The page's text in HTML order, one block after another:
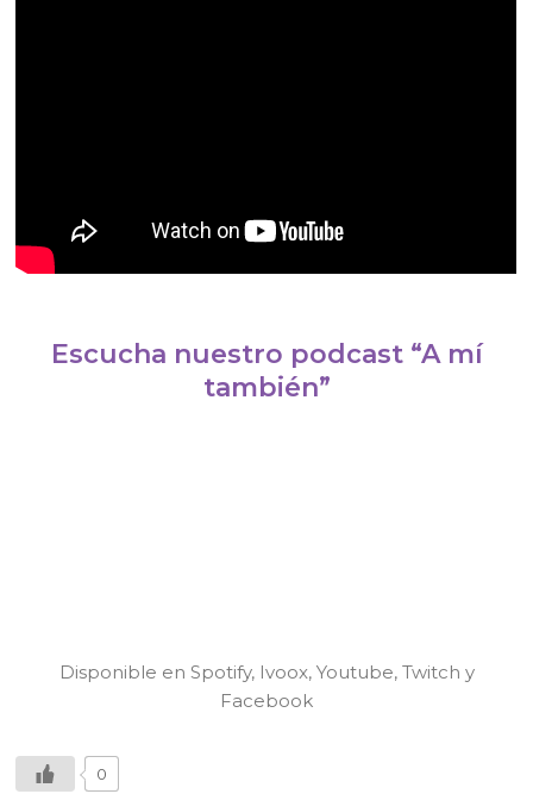
Escucha nuestro podcast “A mí
también”
Disponible en Spotify, Ivoox, Youtube, Twitch y
Facebook
0